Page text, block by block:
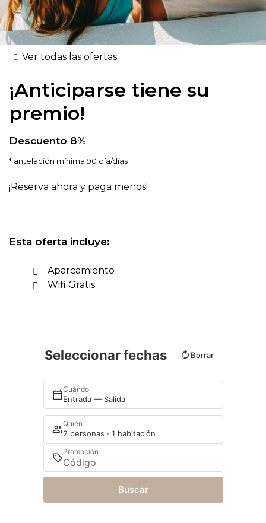
Ver todas las ofertas
¡Anticiparse tiene su
premio!
Descuento 8%
antelación mínima 90 día/días
¡Reserva ahora y paga menos!
Esta oferta incluye:
Aparcamiento
Wifi Gratis
Seleccionar fechas Borrar
Cuándo
Entrada — Salida
Quién
2 personas · 1 habitación
Promoción
Buscar